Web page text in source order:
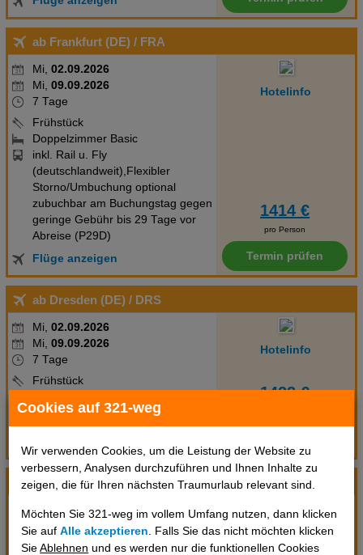
Cookies auf 321-weg
Wir verwenden Cookies, um die Leistung der Website zu
verbessern, Analysen durchzuführen und Ihnen Inhalte zu
zeigen, die für Ihren nächsten Traumurlaub relevant sind.
Möchten Sie 321-weg im vollem Umfang nutzen, dann klicken
Sie aufAlle akzeptieren . Falls Sie das nicht möchten klicken
SieAblehnen und es werden nur die funktionellen Cookies
ab Frankfurt (DE) / FRA
Mi, 02.09.2026
Mi, 09.09.2026
7 Tage
Frühstück
Doppelzimmer Basic
inkl. Rail u. Fly
(deutschlandweit),Flexibler
Storno/Umbuchung optional
zubuchbar am Buchungstag gegen
geringe Gebühr bis 29 Tage vor
Abreise (P29D)
Flüge anzeigen
Hotelinfo
1414 €
pro Person
Termin prüfen
ab Dresden (DE) / DRS
Mi, 02.09.2026
Mi, 09.09.2026
7 Tage
Frühstück
inkl. Rail u. Fly (deutschlandweit)
Hotelinfo
1422 €
ab Stuttgart (DE) / STR
Mi,02.09.2026
09.09.2026
7 Tage
Hotelinfo